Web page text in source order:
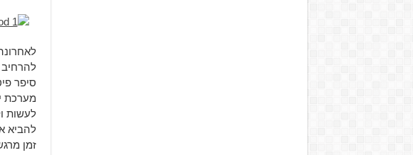
סיפר
מערכת
לעשות
להביא
זמן